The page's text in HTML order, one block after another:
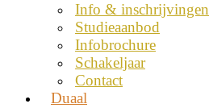
Info & inschrijvingen
Studieaanbod
Infobrochure
Schakeljaar
Contact
Duaal